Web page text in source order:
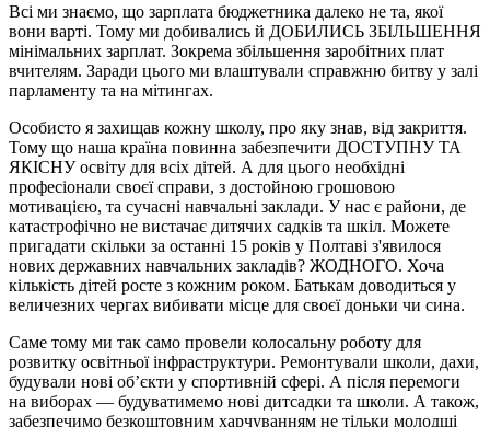
Всі ми знаємо, що зарплата бюджетника далеко не та, якої
вони варті. Тому ми добивались й ДОБИЛИСЬ ЗБІЛЬШЕННЯ
мінімальних зарплат. Зокрема збільшення заробітних плат
вчителям. Заради цього ми влаштували справжню битву у залі
парламенту та на мітингах.
Особисто я захищав кожну школу, про яку знав, від закриття.
Тому що наша країна повинна забезпечити ДОСТУПНУ ТА
ЯКІСНУ освіту для всіх дітей. А для цього необхідні
професіонали своєї справи, з достойною грошовою
мотивацією, та сучасні навчальні заклади. У нас є райони, де
катастрофічно не вистачає дитячих садків та шкіл. Можете
пригадати скільки за останні 15 років у Полтаві з'явилося
нових державних навчальних закладів? ЖОДНОГО. Хоча
кількість дітей росте з кожним роком. Батькам доводиться у
величезних чергах вибивати місце для своєї доньки чи сина.
Саме тому ми так само провели колосальну роботу для
розвитку освітньої інфраструктури. Ремонтували школи, дахи,
будували нові об’єкти у спортивній сфері. А після перемоги
на виборах — будуватимемо нові дитсадки та школи. А також,
забезпечимо безкоштовним харчуванням не тільки молодші